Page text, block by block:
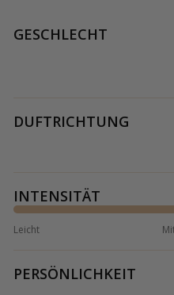
GESCHLECHT
DUFTRICHTUNG
INTENSITÄT
Leicht
PERSÖNLICHKEIT